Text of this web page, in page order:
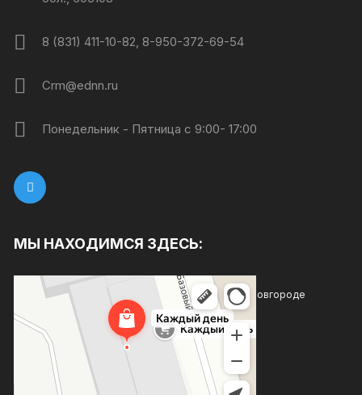
8 (831) 411-10-82, 8-950-372-69-54
Crm@ednn.ru
Понедельник - Пятница с 9:00- 17:00
МЫ НАХОДИМСЯ ЗДЕСЬ:
Каждый день
Магазин хозтоваров и бытовой химии в Нижнем Новгороде
Товары для дома в Нижнем Новгороде